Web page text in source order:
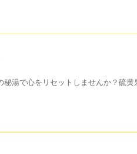
湯で心をリセットしませんか？硫黄